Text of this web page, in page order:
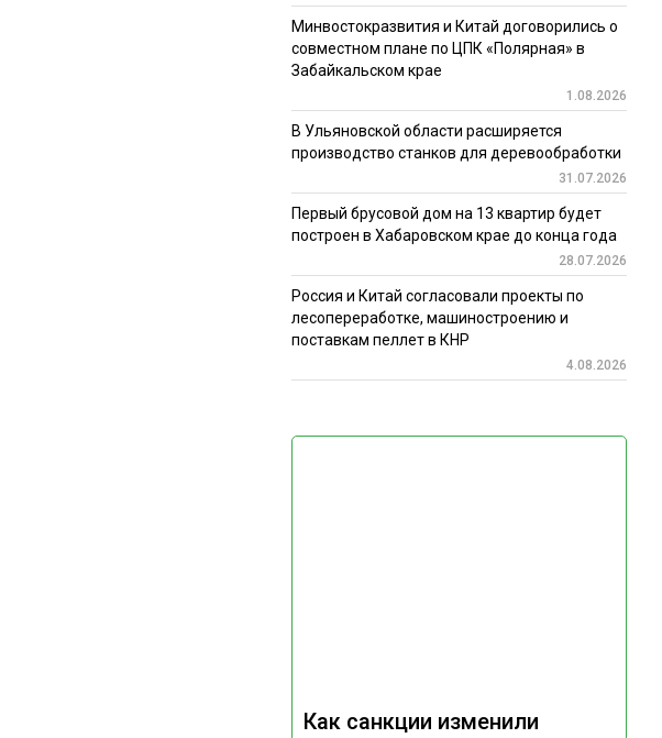
Как санкции изменили
Минвостокразвития и Китай договорились о
совместном плане по ЦПК «Полярная» в
Забайкальском крае
1.08.2026
В Ульяновской области расширяется
производство станков для деревообработки
31.07.2026
Первый брусовой дом на 13 квартир будет
построен в Хабаровском крае до конца года
28.07.2026
Россия и Китай согласовали проекты по
лесопереработке, машиностроению и
поставкам пеллет в КНР
4.08.2026